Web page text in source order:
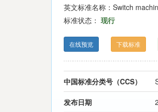
英文标准名称：Switch
标准状态： 现行
在线预览 下载标准
中国标准分类号（CCS）
发布日期